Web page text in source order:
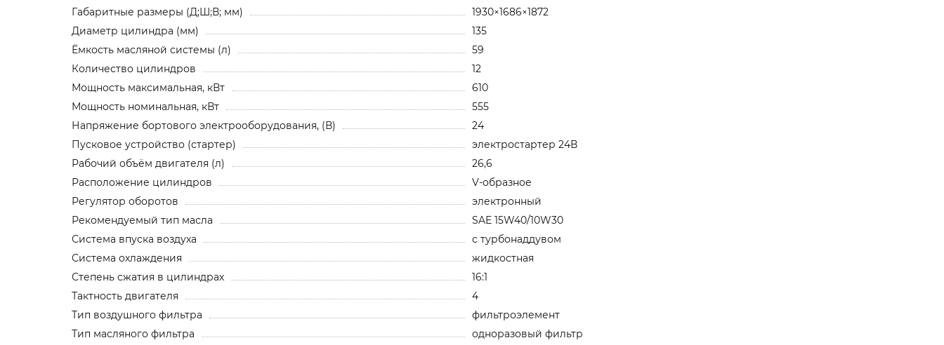
Габаритные размеры (Д;Ш;В; мм)
1930×1686×1872
Диаметр цилиндра (мм)
135
Ёмкость масляной системы (л)
59
Количество цилиндров
12
Мощность максимальная, кВт
610
Мощность номинальная, кВт
555
Напряжение бортового электрооборудования, (В)
24
Пусковое устройство (стартер)
электростартер 24В
Рабочий объём двигателя (л)
26,6
Расположение цилиндров
V-образное
Регулятор оборотов
электронный
Рекомендуемый тип масла
SAE 15W40/10W30
Система впуска воздуха
с турбонаддувом
Система охлаждения
жидкостная
Степень сжатия в цилиндрах
16:1
Тактность двигателя
4
Тип воздушного фильтра
фильтроэлемент
Тип масляного фильтра
одноразовый фильтр